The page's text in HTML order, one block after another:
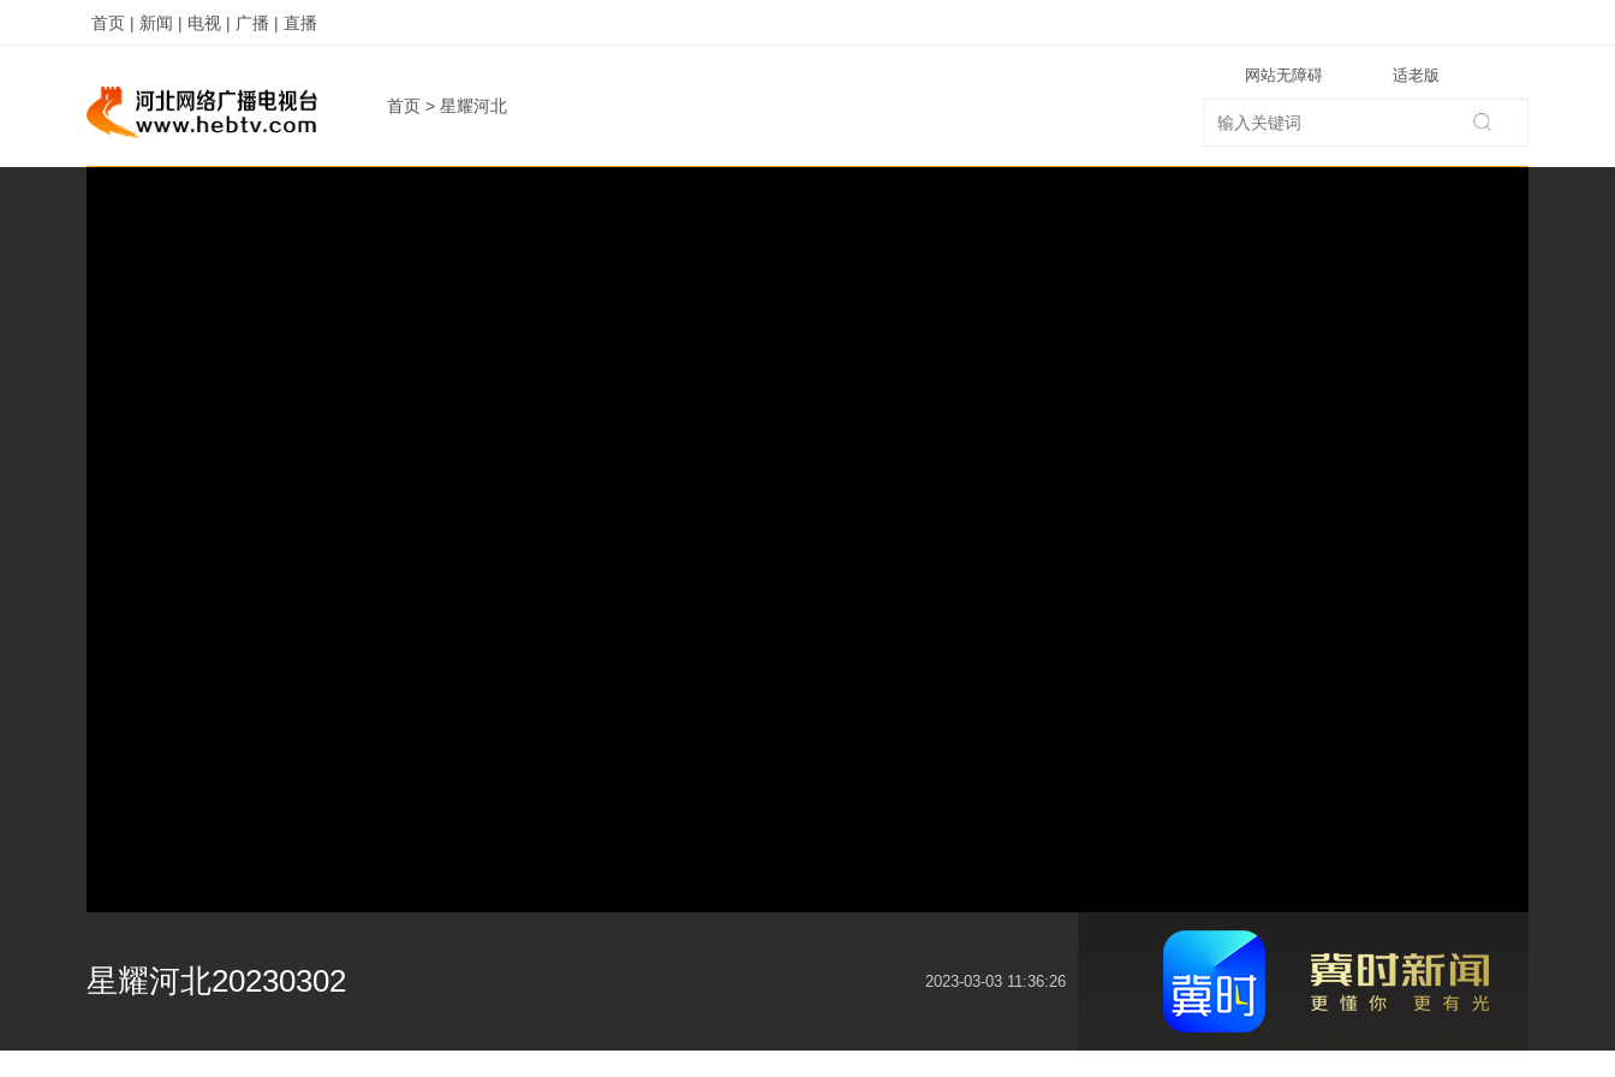
首页 | 新闻 | 电视 | 广播 | 直播
首页 > 星耀河北
网站无障碍 适老版
星耀河北20230302 2023-03-03 11:36:26